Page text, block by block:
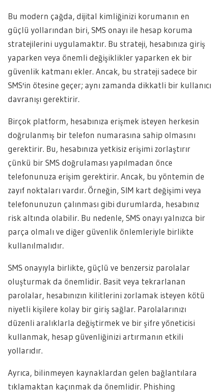
Bu modern çağda, dijital kimliğinizi korumanın en
güçlü yollarından biri, SMS onayı ile hesap koruma
stratejilerini uygulamaktır. Bu strateji, hesabınıza giriş
yaparken veya önemli değişiklikler yaparken ek bir
güvenlik katmanı ekler. Ancak, bu strateji sadece bir
SMS'in ötesine geçer; aynı zamanda dikkatli bir kullanıcı
davranışı gerektirir.
Birçok platform, hesabınıza erişmek isteyen herkesin
doğrulanmış bir telefon numarasına sahip olmasını
gerektirir. Bu, hesabınıza yetkisiz erişimi zorlaştırır
çünkü bir SMS doğrulaması yapılmadan önce
telefonunuza erişim gerektirir. Ancak, bu yöntemin de
zayıf noktaları vardır. Örneğin, SIM kart değişimi veya
telefonunuzun çalınması gibi durumlarda, hesabınız
risk altında olabilir. Bu nedenle, SMS onayı yalnızca bir
parça olmalı ve diğer güvenlik önlemleriyle birlikte
kullanılmalıdır.
SMS onayıyla birlikte, güçlü ve benzersiz parolalar
oluşturmak da önemlidir. Basit veya tekrarlanan
parolalar, hesabınızın kilitlerini zorlamak isteyen kötü
niyetli kişilere kolay bir giriş sağlar. Parolalarınızı
düzenli aralıklarla değiştirmek ve bir şifre yöneticisi
kullanmak, hesap güvenliğinizi artırmanın etkili
yollarıdır.
Ayrıca, bilinmeyen kaynaklardan gelen bağlantılara
tıklamaktan kaçınmak da önemlidir. Phishing